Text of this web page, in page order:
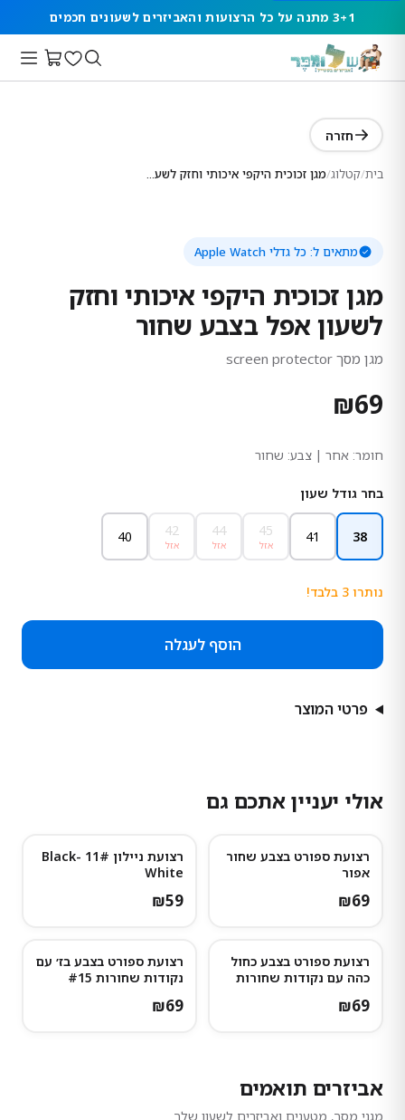
3+1 מתנה על כל הרצועות והאביזרים לשעונים חכמים
חזרה
בית/קטלוג/ מגן זכוכית היקפי איכותי וחזק לשעון אפל בצבע שחור
מתאים ל: כל גדלי Apple Watch
מגן זכוכית היקפי איכותי וחזק
לשעון אפל בצבע שחור
מגן מסך screen protector
₪69
חומר: אחר | צבע: שחור
בחר גודל שעון
38
41
45
אזל
44
אזל
42
אזל 40
נותרו 3 בלבד!
הוסף לעגלה
פרטי המוצר
אולי יעניין אתכם גם
רצועת ספורט בצבע שחור
אפור
₪69
רצועת ניילון 11# Black-
White
₪59
רצועת ספורט בצבע כחול
כהה עם נקודות שחורות
₪69
רצועת ספורט בצבע בז׳ עם
נקודות שחורות #15
₪69
אביזרים תואמים
מגני מסך, מטענים ואביזרים לשעון שלך